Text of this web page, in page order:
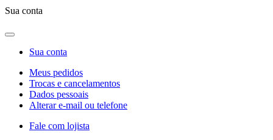
Sua conta
Sua conta
Meus pedidos
Trocas e cancelamentos
Dados pessoais
Alterar e-mail ou telefone
Fale com lojista